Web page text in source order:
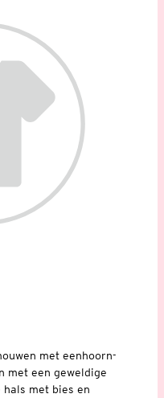
met eenhoorn-
met een geweldige
met bies en